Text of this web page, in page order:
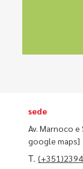
sede
Av. Marnoco
google maps]
T.